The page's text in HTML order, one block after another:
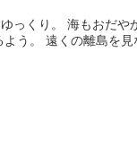
っくり。 海もおだ
う。 遠くの離島を